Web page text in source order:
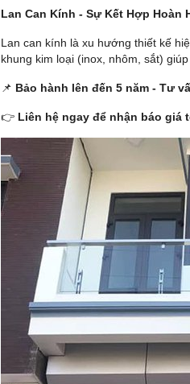
Lan Can Kính - Sự Kết Hợp Hoàn
Lan can kính là xu hướng thiết kế
khung kim loại (inox, nhôm, sắt)
📌 Bảo hành lên đến 5 năm - Tư
👉 Liên hệ ngay để nhận báo giá